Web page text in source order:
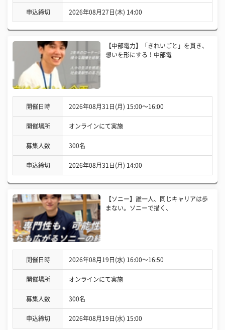
申込締切 2026年08月27日(木) 14:00
【中部電力】「きれいごと」を貫き、
想いを形にする！中部電
開催日時 2026年08月31日(月) 15:00〜16:00
開催場所 オンラインにて実施
募集人数 300名
申込締切 2026年08月31日(月) 14:00
【ソニー】誰一人、同じキャリアは歩
まない。ソニーで描く、
開催日時 2026年08月19日(水) 16:00〜16:50
開催場所 オンラインにて実施
募集人数 300名
申込締切 2026年08月19日(水) 15:00